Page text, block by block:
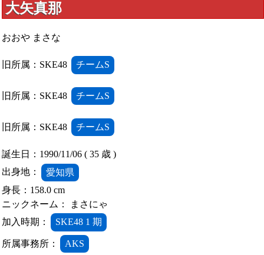
大矢真那
おおや まさな
旧所属：SKE48 チームS
旧所属：SKE48 チームS
旧所属：SKE48 チームS
誕生日：1990/11/06 ( 35 歳 )
出身地：
愛知県
身長：158.0 cm
ニックネーム： まさにゃ
加入時期：
SKE48 1 期
所属事務所： AKS